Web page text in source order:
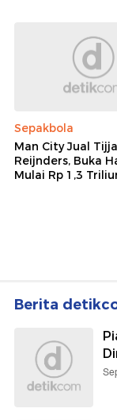
Sepakbola
Man City Jual
Reijnders, Buka
Mulai Rp 1,3
Berita